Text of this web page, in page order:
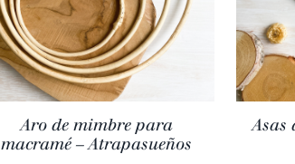
Aro de mimbre para
macramé – Atrapasueños
Asas